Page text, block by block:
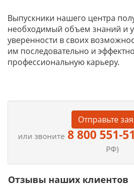
Выпускники нашего центра
необходимый объем знаний и
уверенности в своих
им последовательно и
профессиональную карьеру.
Отправьте
или звоните 8 800 551-
РФ)
Отзывы наших клиентов